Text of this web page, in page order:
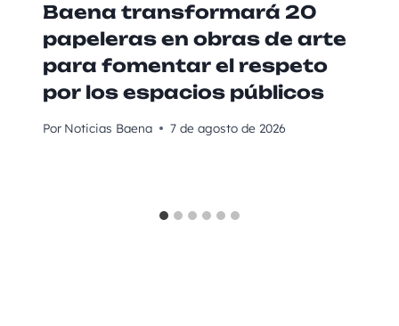
Baena transformará 20
papeleras en obras de arte
para fomentar el respeto
por los espacios públicos
Por Noticias Baena 7 de agosto de 2026